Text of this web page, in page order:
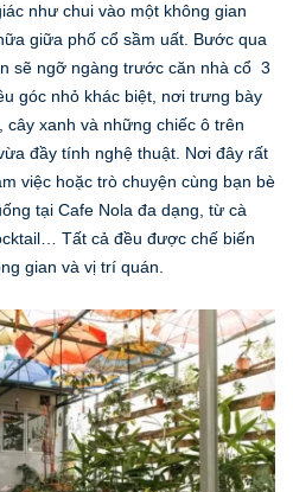
như chui vào một không gian
giữa phố cổ sầm uất. Bước qua
sẽ ngỡ ngàng trước căn nhà cổ 3
góc nhỏ khác biệt, nơi trưng bày
cây xanh và những chiếc ô trên
đầy tính nghệ thuật. Nơi đây rất
việc hoặc trò chuyện cùng bạn bè
tại Cafe Nola đa dạng, từ cà
Tất cả đều được chế biến
gian và vị trí quán.